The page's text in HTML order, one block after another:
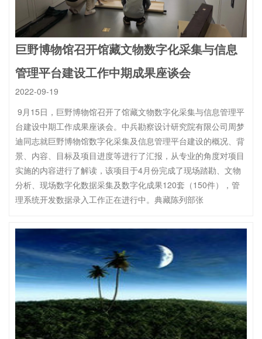
巨野博物馆召开馆藏文物数字化采集与信息
管理平台建设工作中期成果座谈会
2022-09-19
9月15日，巨野博物馆召开了馆藏文物数字化采集与信息管理平
台建设中期工作成果座谈会。中兵勘察设计研究院有限公司周梦
迪同志就巨野博物馆数字化采集及信息管理平台建设的概况、背
景、内容、目标及项目进度等进行了汇报，从专业的角度对项目
实施的内容进行了解读，该项目于4月份完成了现场踏勘、文物
分析、现场数字化数据采集及数字化成果120套（150件），管
理系统开发数据录入工作正在进行中。典藏陈列部张